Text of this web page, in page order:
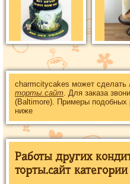
charmcitycakes может сделать
торты.сайт . Для заказа
(Baltimore). Примеры подобных
ниже
Работы других
торты.сайт категории